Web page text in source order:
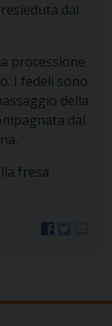
dal
processione
I fedeli sono
della
dal
fresa